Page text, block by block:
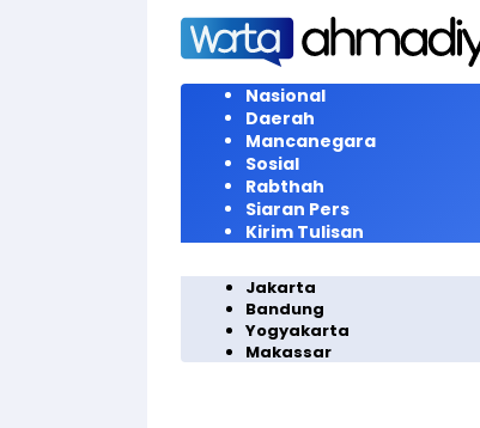
Langsung
konten
Nasional
Daerah
Mancanegara
Sosial
Rabthah
Siaran Pers
Kirim Tulisan
Jakarta
Bandung
Yogyakarta
Makassar